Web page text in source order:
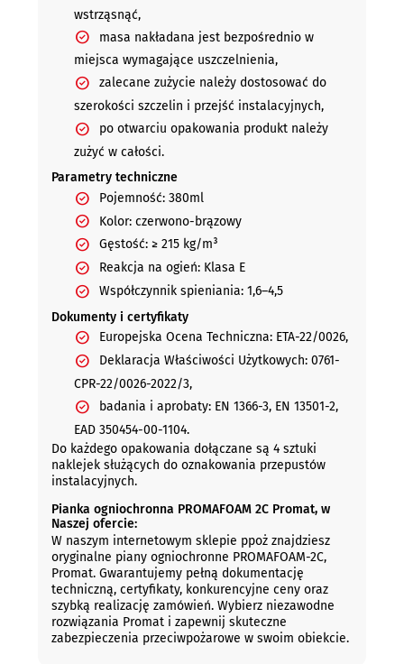
wstrząsnąć,
masa nakładana jest bezpośrednio w
miejsca wymagające uszczelnienia,
zalecane zużycie należy dostosować do
szerokości szczelin i przejść instalacyjnych,
po otwarciu opakowania produkt należy
zużyć w całości.
Parametry techniczne
Pojemność: 380ml
Kolor: czerwono-brązowy
Gęstość: ≥ 215 kg/m³
Reakcja na ogień: Klasa E
Współczynnik spieniania: 1,6–4,5
Dokumenty i certyfikaty
Europejska Ocena Techniczna: ETA-22/0026,
Deklaracja Właściwości Użytkowych: 0761-
CPR-22/0026-2022/3,
badania i aprobaty: EN 1366-3, EN 13501-2,
EAD 350454-00-1104.
Do każdego opakowania dołączane są 4 sztuki
naklejek służących do oznakowania przepustów
instalacyjnych.
Pianka ogniochronna PROMAFOAM 2C Promat, w
Naszej ofercie:
W naszym internetowym sklepie ppoż znajdziesz
oryginalne piany ogniochronne PROMAFOAM-2C,
Promat. Gwarantujemy pełną dokumentację
techniczną, certyfikaty, konkurencyjne ceny oraz
szybką realizację zamówień. Wybierz niezawodne
rozwiązania Promat i zapewnij skuteczne
zabezpieczenia przeciwpożarowe w swoim obiekcie.